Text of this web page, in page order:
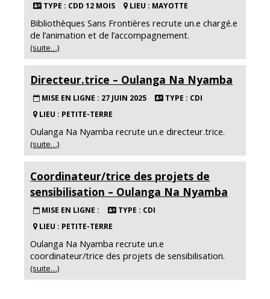
TYPE : CDD 12 MOIS
LIEU : MAYOTTE
Bibliothèques Sans Frontières recrute un.e chargé.e
de l’animation et de l’accompagnement.
(suite…)
Directeur.trice – Oulanga Na Nyamba
MISE EN LIGNE : 27 JUIN 2025
TYPE : CDI
LIEU : PETITE-TERRE
Oulanga Na Nyamba recrute un.e directeur.trice.
(suite…)
Coordinateur/trice des projets de
sensibilisation – Oulanga Na Nyamba
MISE EN LIGNE :
TYPE : CDI
LIEU : PETITE-TERRE
Oulanga Na Nyamba recrute un.e
coordinateur/trice des projets de sensibilisation.
(suite…)